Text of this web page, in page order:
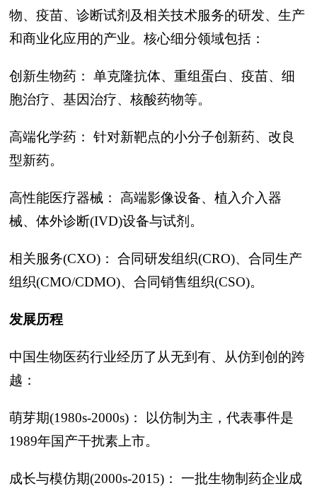
物、疫苗、诊断试剂及相关技术服务的研发、生产
和商业化应用的产业。核心细分领域包括：
创新生物药： 单克隆抗体、重组蛋白、疫苗、细
胞治疗、基因治疗、核酸药物等。
高端化学药： 针对新靶点的小分子创新药、改良
型新药。
高性能医疗器械： 高端影像设备、植入介入器
械、体外诊断(IVD)设备与试剂。
相关服务(CXO)： 合同研发组织(CRO)、合同生产
组织(CMO/CDMO)、合同销售组织(CSO)。
发展历程
中国生物医药行业经历了从无到有、从仿到创的跨
越：
萌芽期(1980s-2000s)： 以仿制为主，代表事件是
1989年国产干扰素上市。
成长与模仿期(2000s-2015)： 一批生物制药企业成